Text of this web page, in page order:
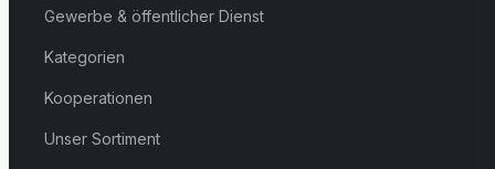
Gewerbe & öffentlicher Dienst
Kategorien
Kooperationen
Unser Sortiment